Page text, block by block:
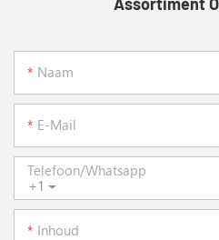
Naam
E-Mail
+1
Telefoon/whatsapp
Inhoud